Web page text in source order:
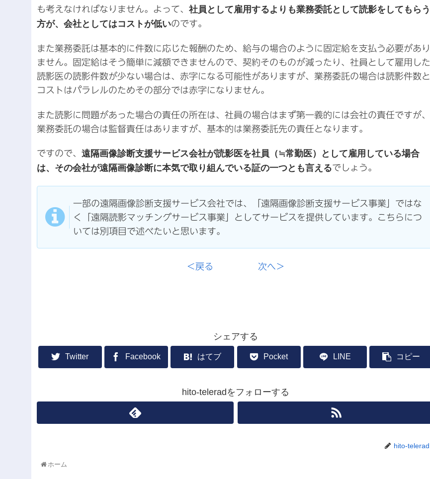
も考えなければなりません。よって、 社員として雇用するよりも業務委託として読影をしてもらう
方が、会社としてはコストが低いのです。
また業務委託は基本的に件数に応じた報酬のため、給与の場合のように 固定給を支払う必要があり
ません。固定給はそう簡単に減額できませんので、契約そのものが減ったり、社員として雇用した
読影医の読影件数が少ない場合は、赤字になる可能性がありますが、業務委託の場合は読影件数と
コストはパラレルのためその部分では赤字になりません。
また読影に問題があった場合の責任の所在は、社員の場合はまず第一義的には会社の責任ですが、
業務委託の場合は監督責任はありますが、基本的は業務委託先の責任となります。
ですので、 遠隔画像診断支援サービス会社が読影医を社員（≒常勤医）として雇用している場合
は、その会社が遠隔画像診断に本気で取り組んでいる証の一つとも言えるでしょう。
一部の遠隔画像診断支援サービス会社では、「遠隔画像診断支援サービス事業」ではな
く「遠隔読影マッチングサービス事業」としてサービスを提供しています。こちらにつ
いては別項目で述べたいと思います。
＜戻る 次へ＞
シェアする
Twitter Facebook はてブ Pocket LINE コピー
hito-teleradをフォローする
hito-telerad
ホーム